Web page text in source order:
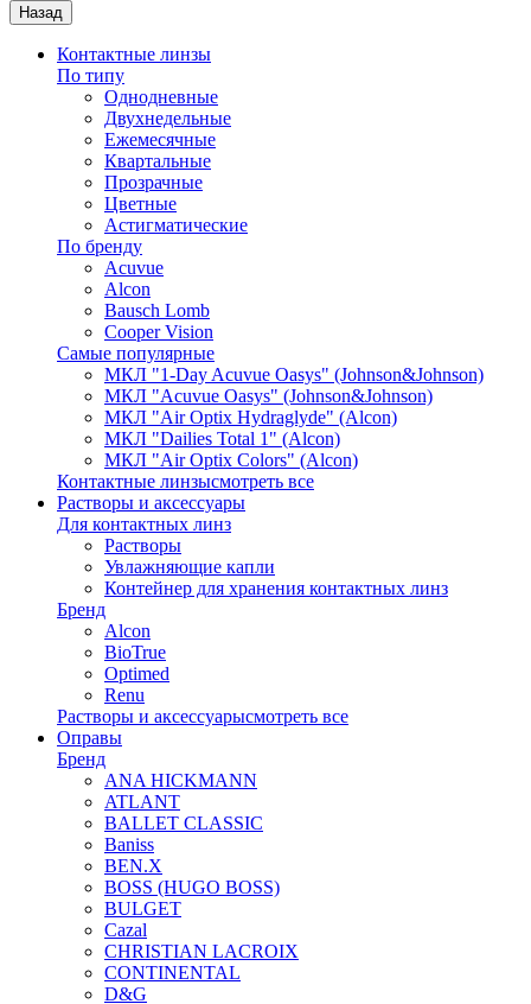
Назад
Контактные линзы
По типу
Однодневные
Двухнедельные
Ежемесячные
Квартальные
Прозрачные
Цветные
Астигматические
По бренду
Acuvue
Alcon
Bausch Lomb
Cooper Vision
Самые популярные
МКЛ "1-Day Acuvue Oasys" (Johnson&Johnson)
МКЛ "Acuvue Oasys" (Johnson&Johnson)
МКЛ "Air Optix Hydraglyde" (Alcon)
МКЛ "Dailies Total 1" (Alcon)
МКЛ "Air Optix Colors" (Alcon)
Контактные линзысмотреть все
Растворы и аксессуары
Для контактных линз
Растворы
Увлажняющие капли
Контейнер для хранения контактных линз
Бренд
Alcon
BioTrue
Optimed
Renu
Растворы и аксессуарысмотреть все
Оправы
Бренд
ANA HICKMANN
ATLANT
BALLET CLASSIC
Baniss
BEN.X
BOSS (HUGO BOSS)
BULGET
Cazal
CHRISTIAN LACROIX
CONTINENTAL
D&G